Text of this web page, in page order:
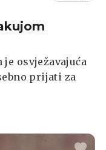
osvježavajuća
prijati za